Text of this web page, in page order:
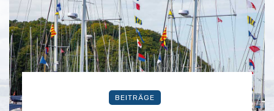
BEITRÄGE